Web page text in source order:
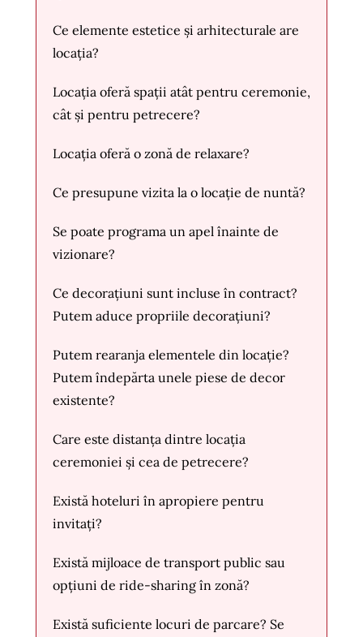
Ce elemente estetice și arhitecturale are
locația?
Locația oferă spații atât pentru ceremonie,
cât și pentru petrecere?
Locația oferă o zonă de relaxare?
Ce presupune vizita la o locație de nuntă?
Se poate programa un apel înainte de
vizionare?
Ce decorațiuni sunt incluse în contract?
Putem aduce propriile decorațiuni?
Putem rearanja elementele din locație?
Putem îndepărta unele piese de decor
existente?
Care este distanța dintre locația
ceremoniei și cea de petrecere?
Există hoteluri în apropiere pentru
invitați?
Există mijloace de transport public sau
opțiuni de ride-sharing în zonă?
Există suficiente locuri de parcare? Se